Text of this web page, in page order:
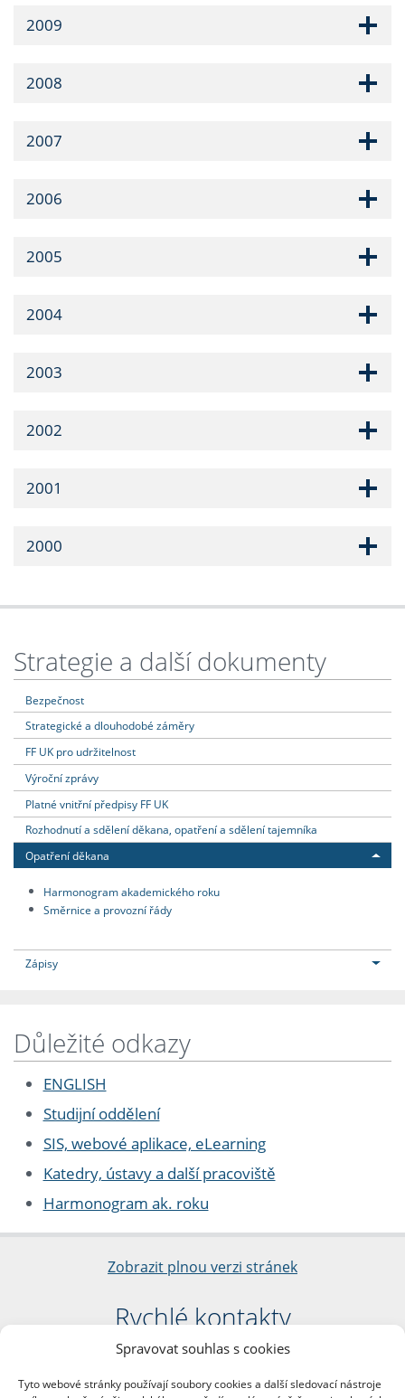
Spravovat souhlas s cookies
Tyto webové stránky používají soubory cookies a další sledovací nástroje
2009
2008
2007
2006
2005
2004
2003
2002
2001
2000
Strategie a další dokumenty
Bezpečnost
Strategické a dlouhodobé záměry
FF UK pro udržitelnost
Výroční zprávy
Platné vnitřní předpisy FF UK
Rozhodnutí a sdělení děkana, opatření a sdělení tajemníka
Opatření děkana
Harmonogram akademického roku
Směrnice a provozní řády
Zápisy
Důležité odkazy
ENGLISH
Studijní oddělení
SIS, webové aplikace, eLearning
Katedry, ústavy a další pracoviště
Harmonogram ak. roku
Zobrazit plnou verzi stránek
Rychlé kontakty
Filozofická fakulta
nám. Jana Palacha 1/2